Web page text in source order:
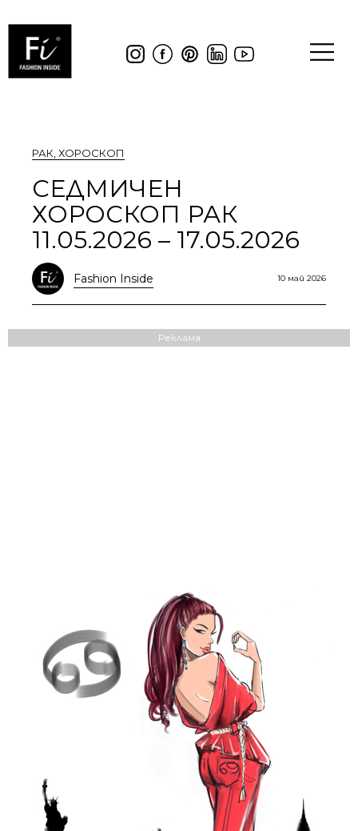
РАК ХОРОСКОП
СЕДМИЧЕН
ХОРОСКОП РАК
11.05.2026 – 17.05.2026
Fashion Inside 10 май 2026
Реклама